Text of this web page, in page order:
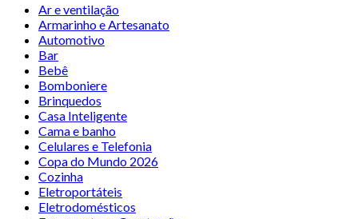
Ar e ventilação
Armarinho e Artesanato
Automotivo
Bar
Bebê
Bomboniere
Brinquedos
Casa Inteligente
Cama e banho
Celulares e Telefonia
Copa do Mundo 2026
Cozinha
Eletroportáteis
Eletrodomésticos